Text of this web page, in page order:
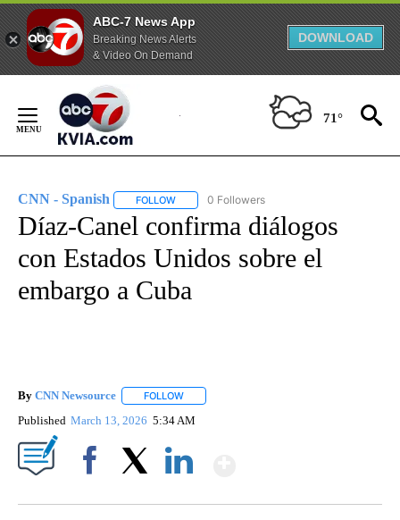
ABC-7 News App
Breaking News Alerts
& Video On Demand
DOWNLOAD
Content
71°
CNN - Spanish FOLLOW FOLLOW "CNN - SPANISH" TO RECEIVE
0 Followers
Díaz-Canel confirma diálogos
con Estados Unidos sobre el
embargo a Cuba
By CNN Newsource FOLLOW
Published March 13, 2026 5:34 AM